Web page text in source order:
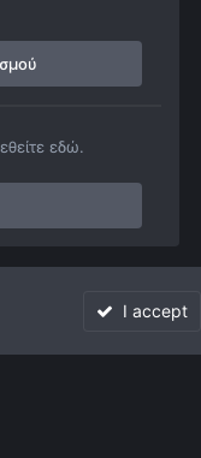
εδώ.
I accept